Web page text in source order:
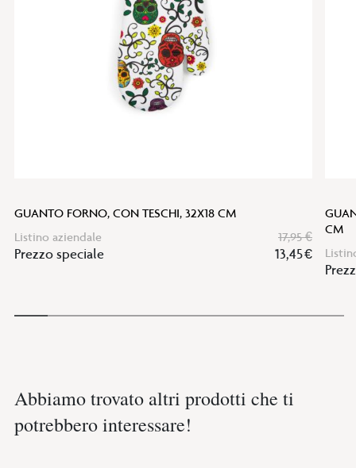
GUANTO FORNO, CON TESCHI, 32X18 CM
Listino aziendale
17,95 €
Prezzo speciale 13,45 €
CM
Abbiamo trovato altri prodotti che ti
potrebbero interessare!